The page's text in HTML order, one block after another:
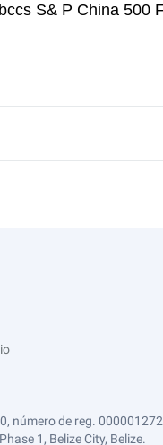
S& P China 500
número de reg.
1, Belize City, Belize.